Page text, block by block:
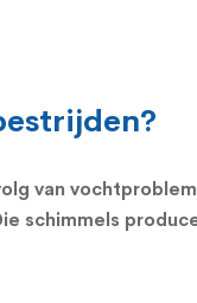
van
schimmels